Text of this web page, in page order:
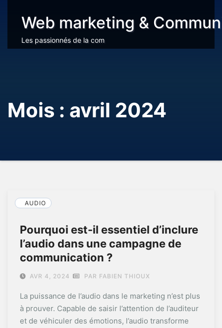
Web marketing &
Les passionnés de la com
Mois : avril 2024
AUDIO
Pourquoi est-il essentiel d’inclure
l’audio dans une campagne de
communication ?
AVR 4, 2024 PAR FABIEN THIOUX
La puissance de l’audio dans le marketing n’est plus
à prouver. Capable de saisir l’attention de l’auditeur
et de véhiculer des émotions, l’audio transforme